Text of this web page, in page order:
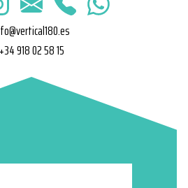
+34 918 02 58 15